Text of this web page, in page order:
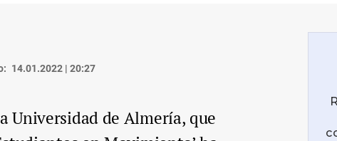
14.01.2022 | 20:27
Universidad de Almería, que